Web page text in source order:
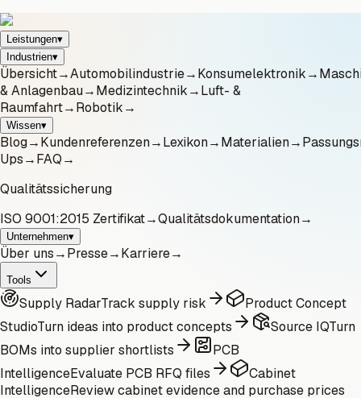
Leistungen▾
Industrien▾
Übersicht→Automobilindustrie→Konsumelektronik→
& Anlagenbau→Medizintechnik→Luft- &
Raumfahrt→Robotik→
Wissen▾
Blog→Kundenreferenzen→Lexikon→Materialien→
Ups→FAQ→
Qualitätssicherung
ISO 9001:2015 Zertifikat→Qualitätsdokumentation→
Unternehmen▾
Über uns→Presse→Karriere→
Tools
Supply RadarTrack supply risk
Product Concept
StudioTurn ideas into product concepts Source IQTurn
BOMs into supplier shortlists
PCB
IntelligenceEvaluate PCB RFQ files
Cabinet
IntelligenceReview cabinet evidence and purchase prices